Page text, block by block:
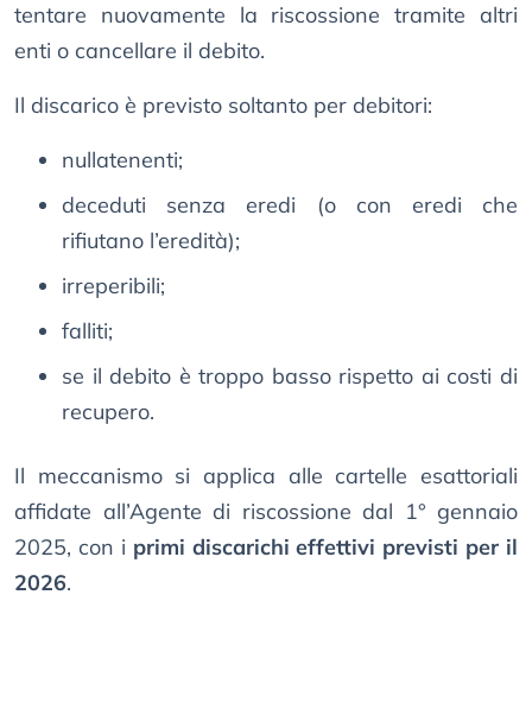
tentare nuovamente la riscossione tramite altri
enti o cancellare il debito.
Il discarico è previsto soltanto per debitori:
nullatenenti;
deceduti senza eredi (o con eredi che
rifiutano l’eredità);
irreperibili;
falliti;
se il debito è troppo basso rispetto ai costi di
recupero.
Il meccanismo si applica alle cartelle esattoriali
affidate all’Agente di riscossione dal 1° gennaio
2025, con i primi discarichi effettivi previsti per il
2026.